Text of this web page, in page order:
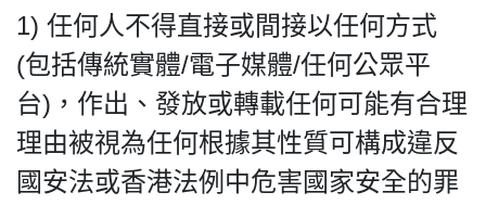
1) 任何人不得直接或間接以任何方式
(包括傳統實體/電子媒體/任何公眾平
台)，作出、發放或轉載任何可能有合理
理由被視為任何根據其性質可構成違反
國安法或香港法例中危害國家安全的罪